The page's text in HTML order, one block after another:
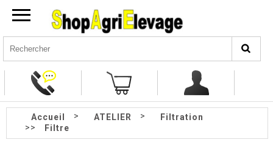
Accueil > ATELIER >
Filtration
>>
Filtre